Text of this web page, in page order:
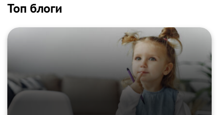
Топ блоги